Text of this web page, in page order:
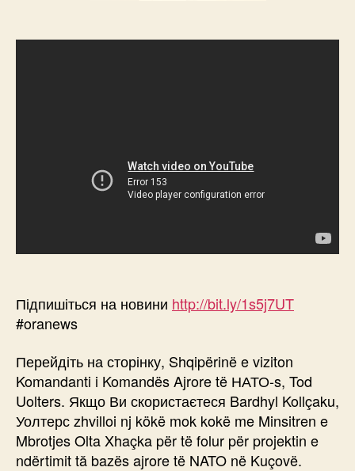
Підпишіться на новини http://bit.ly/1s5j7UT
#oranews
Перейдіть на сторінку, Shqipërinë e viziton
Komandanti i Komandës Ajrore të НАТО-s, Tod
Uolters. Якщо Ви скористаєтеся Bardhyl Kollçaku,
Уолтерс zhvilloi nj kökë mok kokë me Minsitren e
Mbrotjes Olta Xhaçka për të folur për projektin e
ndërtimit tă bazës ajrore të NATO në Kuçovë.